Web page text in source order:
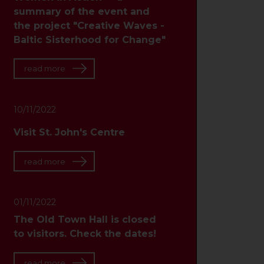
summary of the event and
the project "Creative Waves -
Baltic Sisterhood for Change"
read more
10/11/2022
Visit St. John's Centre
read more
01/11/2022
The Old Town Hall is closed
to visitors. Check the dates!